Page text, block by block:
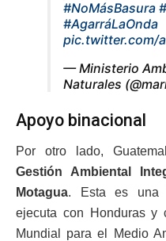
#NoMásBasura
#AgarráLaOnda
pic.twitter.com/
— Ministerio
Naturales
Apoyo binacional
Por otro lado,
Gestión Ambiental
Motagua. Esta es una
ejecuta con Honduras y
Mundial para el Medio